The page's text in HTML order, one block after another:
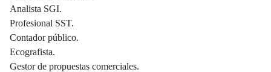
Analista SGI.
Profesional SST.
Contador público.
Ecografista.
Gestor de propuestas comerciales.